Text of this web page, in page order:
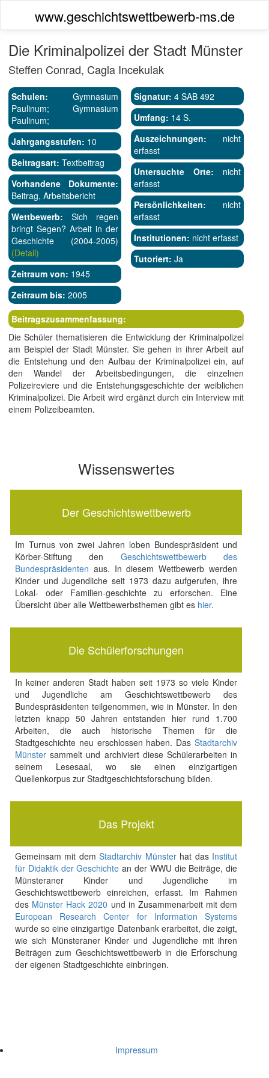
www.geschichtswettbewerb-ms.de
Die Kriminalpolizei der Stadt Münster
Steffen Conrad, Cagla Incekulak
Schulen: Gymnasium
Paulinum; Gymnasium
Paulinum;
Jahrgangsstufen: 10
Beitragsart: Textbeitrag
Vorhandene Dokumente:
Beitrag, Arbeitsbericht
Wettbewerb: Sich regen
bringt Segen? Arbeit in der
Geschichte (2004-2005)
(Detail)
Zeitraum von: 1945
Zeitraum bis: 2005
Signatur: 4 SAB 492
Umfang: 14 S.
Auszeichnungen: nicht
erfasst
Untersuchte Orte: nicht
erfasst
Persönlichkeiten: nicht
erfasst
Institutionen: nicht erfasst
Tutoriert: Ja
Beitragszusammenfassung:
Die Schüler thematisieren die Entwicklung der Kriminalpolizei
am Beispiel der Stadt Münster. Sie gehen in ihrer Arbeit auf
die Entstehung und den Aufbau der Kriminalpolizei ein, auf
den Wandel der Arbeitsbedingungen, die einzelnen
Polizeireviere und die Entstehungsgeschichte der weiblichen
Kriminalpolizei. Die Arbeit wird ergänzt durch ein Interview mit
einem Polizeibeamten.
Wissenswertes
Der Geschichtswettbewerb
Im Turnus von zwei Jahren loben Bundespräsident und
Körber-Stiftung den Geschichtswettbewerb des
Bundespräsidenten aus. In diesem Wettbewerb werden
Kinder und Jugendliche seit 1973 dazu aufgerufen, ihre
Lokal- oder Familien-geschichte zu erforschen. Eine
Übersicht über alle Wettbewerbsthemen gibt es hier.
Die Schülerforschungen
In keiner anderen Stadt haben seit 1973 so viele Kinder
und Jugendliche am Geschichtswettbewerb des
Bundespräsidenten teilgenommen, wie in Münster. In den
letzten knapp 50 Jahren entstanden hier rund 1.700
Arbeiten, die auch historische Themen für die
Stadtgeschichte neu erschlossen haben. DasStadtarchiv
Münstersammelt und archiviert diese Schülerarbeiten in
seinem Lesesaal, wo sie einen einzigartigen
Quellenkorpus zur Stadtgeschichtsforschung bilden.
Das Projekt
Gemeinsam mit demStadtarchiv Münsterhat das Institut
für Didaktik der Geschichte an der WWU die Beiträge, die
Münsteraner Kinder und Jugendliche im
Geschichtswettbewerb einreichen, erfasst. Im Rahmen
des Münster Hack 2020 und in Zusammenarbeit mit dem
European Research Center for Information Systems
wurde so eine einzigartige Datenbank erarbeitet, die zeigt,
wie sich Münsteraner Kinder und Jugendliche mit ihren
Beiträgen zum Geschichtswettbewerb in die Erforschung
der eigenen Stadtgeschichte einbringen.
Impressum